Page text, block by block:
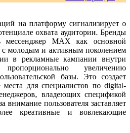
на платформу сигнализирует о
охвата аудитории. Бренды
мессенджер MAX как основной
молодым и активным поколением
в рекламные кампании внутри
увеличению
базы. Это создает
места для специалистов по digital-
владеющих спецификой
внимание пользователя заставляет
креативные и вовлекающие